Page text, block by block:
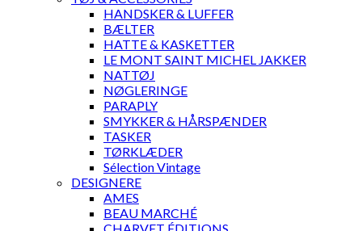
HANDSKER & LUFFER
BÆLTER
HATTE & KASKETTER
LE MONT SAINT MICHEL JAKKER
NATTØJ
NØGLERINGE
PARAPLY
SMYKKER & HÅRSPÆNDER
TASKER
TØRKLÆDER
Sélection Vintage
DESIGNERE
AMES
BEAU MARCHÉ